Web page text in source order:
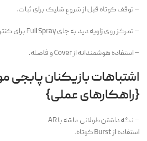
– توقف کوتاه قبل از شروع شلیک برای ثبات.
– تمرکز روی زاویه دید به جای Full Spray برای کنترل Recoil در پابجی.
– استفاده هوشمندانه از Cover و فاصله.
اشتباهات بازیکنان پابجی
{راهکارهای عملی}
– نگه داشتن طولانی ماشه با AR
استفاده از Burst کوتاه.